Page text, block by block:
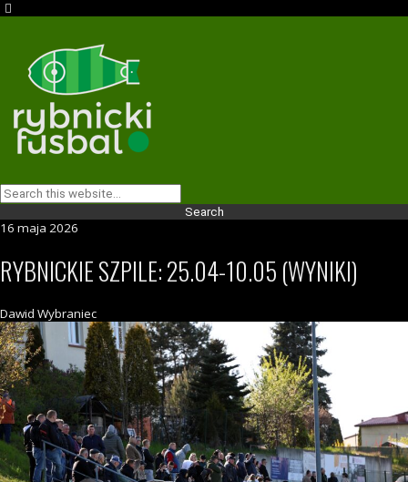
16 maja 2026
RYBNICKIE SZPILE: 25.04-10.05 (WYNIKI)
Dawid Wybraniec